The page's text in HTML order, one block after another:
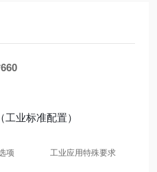
业标准配置）
项 工业应用特殊要求